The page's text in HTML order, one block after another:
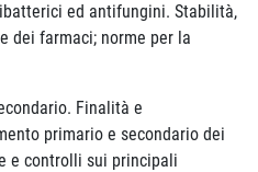
ed antifungini. Stabilità,
dei farmaci; norme per la
Finalità e
primario e secondario dei
e controlli sui principali